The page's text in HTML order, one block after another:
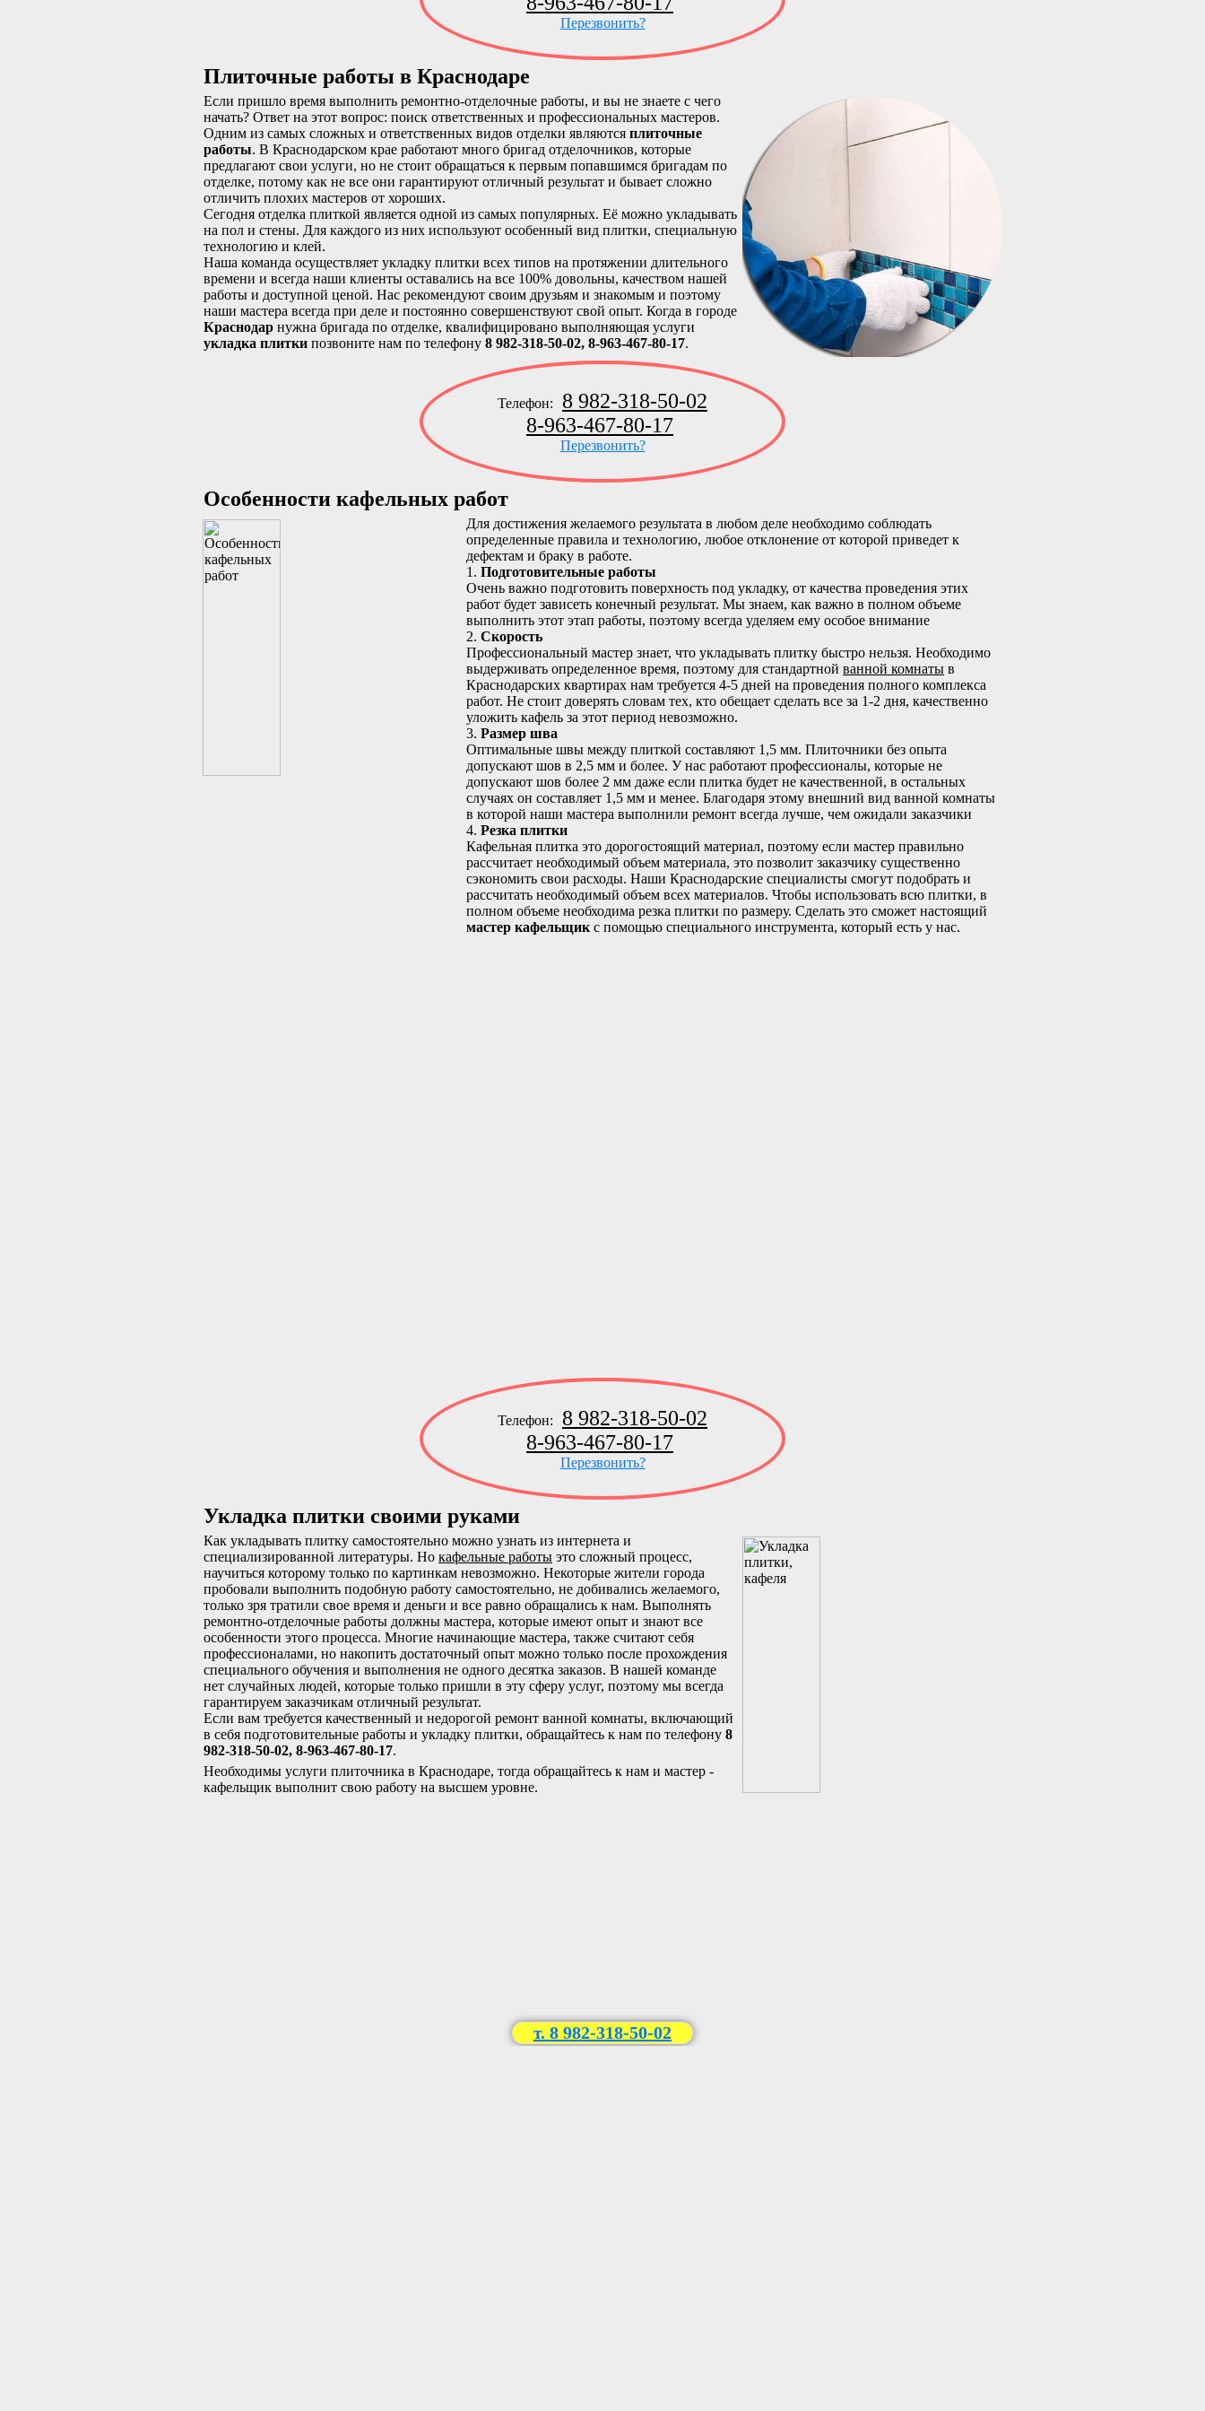
Перезвонить?
Плиточные работы в Краснодаре
Если пришло время выполнить ремонтно-отделочные работы, и вы не знаете с чего
начать? Ответ на этот вопрос: поиск ответственных и профессиональных мастеров.
Одним из самых сложных и ответственных видов отделки являются плиточные
работы. В Краснодарском крае работают много бригад отделочников, которые
предлагают свои услуги, но не стоит обращаться к первым попавшимся бригадам по
отделке, потому как не все они гарантируют отличный результат и бывает сложно
отличить плохих мастеров от хороших.
Сегодня отделка плиткой является одной из самых популярных. Её можно укладывать
на пол и стены. Для каждого из них используют особенный вид плитки, специальную
технологию и клей.
Наша команда осуществляет укладку плитки всех типов на протяжении длительного
времени и всегда наши клиенты оставались на все 100% довольны, качеством нашей
работы и доступной ценой. Нас рекомендуют своим друзьям и знакомым и поэтому
наши мастера всегда при деле и постоянно совершенствуют свой опыт. Когда в городе
Краснодар нужна бригада по отделке, квалифицировано выполняющая услуги
укладка плитки позвоните нам по телефону 8 982-318-50-02, 8-963-467-80-17.
Телефон:
8 982-318-50-02
8-963-467-80-17
Перезвонить?
Особенности кафельных работ
Для достижения желаемого результата в любом деле необходимо соблюдать
определенные правила и технологию, любое отклонение от которой приведет к
дефектам и браку в работе.
1. Подготовительные работы
Очень важно подготовить поверхность под укладку, от качества проведения этих
работ будет зависеть конечный результат. Мы знаем, как важно в полном объеме
выполнить этот этап работы, поэтому всегда уделяем ему особое внимание
2. Скорость
Профессиональный мастер знает, что укладывать плитку быстро нельзя. Необходимо
выдерживать определенное время, поэтому для стандартной ванной комнаты в
Краснодарских квартирах нам требуется 4-5 дней на проведения полного комплекса
работ. Не стоит доверять словам тех, кто обещает сделать все за 1-2 дня, качественно
уложить кафель за этот период невозможно.
3. Размер шва
Оптимальные швы между плиткой составляют 1,5 мм. Плиточники без опыта
допускают шов в 2,5 мм и более. У нас работают профессионалы, которые не
допускают шов более 2 мм даже если плитка будет не качественной, в остальных
случаях он составляет 1,5 мм и менее. Благодаря этому внешний вид ванной комнаты
в которой наши мастера выполнили ремонт всегда лучше, чем ожидали заказчики
4. Резка плитки
Кафельная плитка это дорогостоящий материал, поэтому если мастер правильно
рассчитает необходимый объем материала, это позволит заказчику существенно
сэкономить свои расходы. Наши Краснодарские специалисты смогут подобрать и
рассчитать необходимый объем всех материалов. Чтобы использовать всю плитки, в
полном объеме необходима резка плитки по размеру. Сделать это сможет настоящий
мастер кафельщик с помощью специального инструмента, который есть у нас.
Телефон:
8 982-318-50-02
8-963-467-80-17
Перезвонить?
Укладка плитки своими руками
Как укладывать плитку самостоятельно можно узнать из интернета и
специализированной литературы. Но кафельные работы это сложный процесс,
научиться которому только по картинкам невозможно. Некоторые жители города
пробовали выполнить подобную работу самостоятельно, не добивались желаемого,
только зря тратили свое время и деньги и все равно обращались к нам. Выполнять
ремонтно-отделочные работы должны мастера, которые имеют опыт и знают все
особенности этого процесса. Многие начинающие мастера, также считают себя
профессионалами, но накопить достаточный опыт можно только после прохождения
специального обучения и выполнения не одного десятка заказов. В нашей команде
нет случайных людей, которые только пришли в эту сферу услуг, поэтому мы всегда
гарантируем заказчикам отличный результат.
Если вам требуется качественный и недорогой ремонт ванной комнаты, включающий
в себя подготовительные работы и укладку плитки, обращайтесь к нам по телефону 8
982-318-50-02, 8-963-467-80-17.
Необходимы услуги плиточника в Краснодаре, тогда обращайтесь к нам и мастер -
кафельщик выполнит свою работу на высшем уровне.
т. 8 982-318-50-02